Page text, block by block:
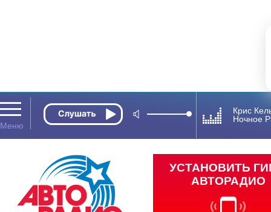
Крис
Ночное
УСТАНОВИТЬ
АВТОРАДИО